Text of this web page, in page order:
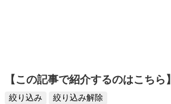
【この記事で紹介するのはこちら】
絞り込み
絞り込み解除